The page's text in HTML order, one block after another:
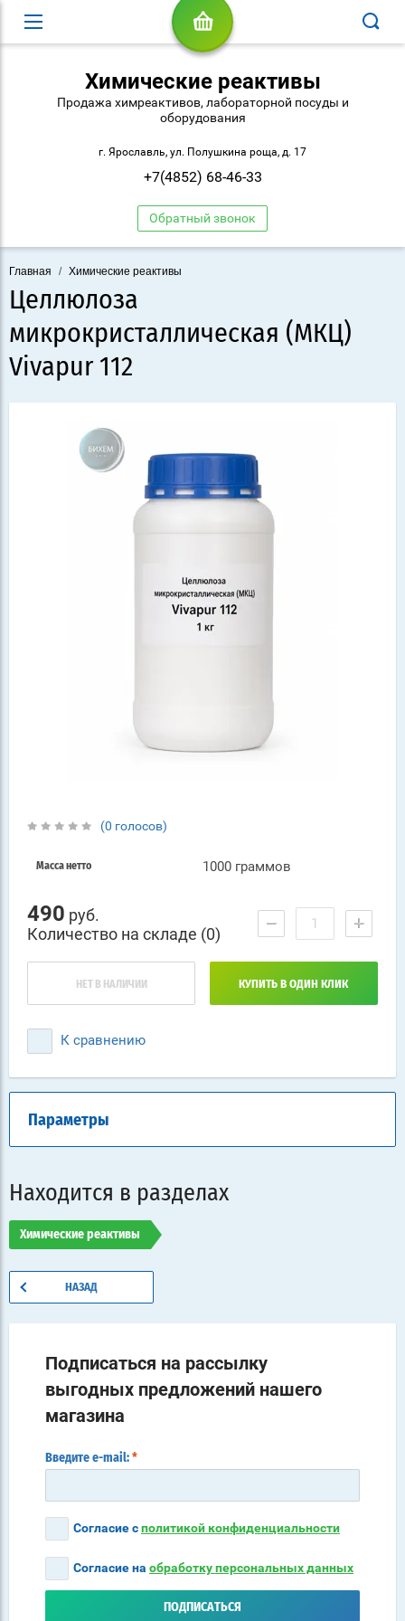
Химические реактивы
Продажа химреактивов, лабораторной посуды и
оборудования
г. Ярославль, ул. Полушкина роща, д. 17
+7(4852) 68-46-33
Обратный звонок
Главная / Химические реактивы
Целлюлоза
микрокристаллическая (МКЦ)
Vivapur 112
(0 голосов)
Масса нетто 1000 граммов
490 руб.
Количество на складе (0)
− +
НЕТ В НАЛИЧИИ КУПИТЬ В ОДИН КЛИК
К сравнению
Параметры
Находится в разделах
Химические реактивы
НАЗАД
Подписаться на рассылку
выгодных предложений нашего
магазина
Введите e-mail: *
Согласие сполитикой конфиденциальности
Согласие на обработку персональных данных
ПОДПИСАТЬСЯ